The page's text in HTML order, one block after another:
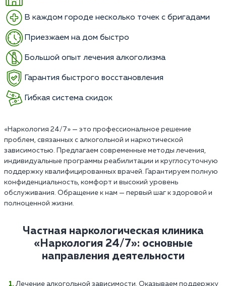
В каждом городе несколько точек с бригадами
Приезжаем на дом быстро
Большой опыт лечения алкоголизма
Гарантия быстрого восстановления
Гибкая система скидок
«Наркология 24/7» — это профессиональное решение
проблем, связанных с алкогольной и наркотической
зависимостью. Предлагаем современные методы лечения,
индивидуальные программы реабилитации и круглосуточную
поддержку квалифицированных врачей. Гарантируем полную
конфиденциальность, комфорт и высокий уровень
обслуживания. Обращение к нам — первый шаг к здоровой и
полноценной жизни.
Частная наркологическая клиника
«Наркология 24/7»: основные
направления деятельности
Лечение алкогольной зависимости. Оказываем поддержку